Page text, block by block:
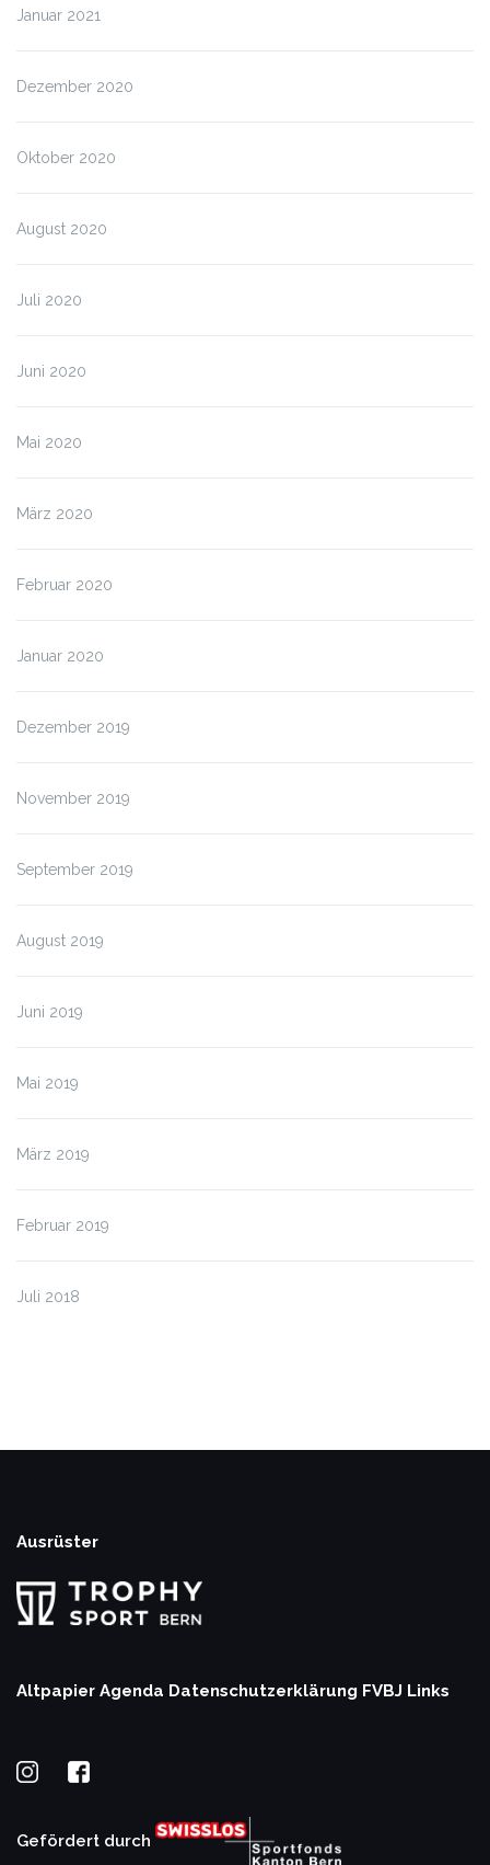
Januar 2021
Dezember 2020
Oktober 2020
August 2020
Juli 2020
Juni 2020
Mai 2020
März 2020
Februar 2020
Januar 2020
Dezember 2019
November 2019
September 2019
August 2019
Juni 2019
Mai 2019
März 2019
Februar 2019
Juli 2018
Ausrüster
Altpapier Agenda Datenschutzerklärung FVBJ Links
Gefördert durch